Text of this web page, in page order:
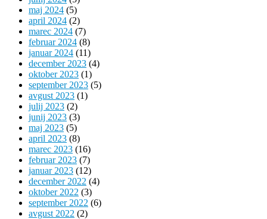
maj 2024 (5)
april 2024 (2)
marec 2024 (7)
februar 2024 (8)
januar 2024 (11)
december 2023 (4)
oktober 2023 (1)
september 2023 (5)
avgust 2023 (1)
julij 2023 (2)
junij 2023 (3)
maj 2023 (5)
april 2023 (8)
marec 2023 (16)
februar 2023 (7)
januar 2023 (12)
december 2022 (4)
oktober 2022 (3)
september 2022 (6)
avgust 2022 (2)